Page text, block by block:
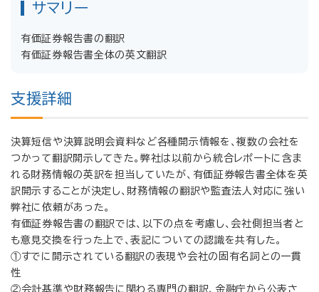
サマリー
有価証券報告書の翻訳
有価証券報告書全体の英文翻訳
支援詳細
決算短信や決算説明会資料など各種開示情報を、複数の会社を
つかって翻訳開示してきた。弊社は以前から統合レポートに含ま
れる財務情報の英訳を担当していたが、有価証券報告書全体を英
訳開示することが決定し、財務情報の翻訳や監査法人対応に強い
弊社に依頼があった。
有価証券報告書の翻訳では、以下の点を考慮し、会社側担当者と
も意見交換を行った上で、表記についての認識を共有した。
①すでに開示されている翻訳の表現や会社の固有名詞との一貫
性
②会計基準や財務報告に関わる専門の翻訳、金融庁から公表さ